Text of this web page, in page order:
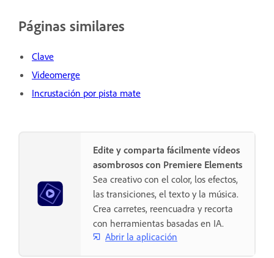
Páginas similares
Clave
Videomerge
Incrustación por pista mate
Edite y comparta fácilmente vídeos
asombrosos con Premiere Elements
Sea creativo con el color, los efectos,
las transiciones, el texto y la música.
Crea carretes, reencuadra y recorta
con herramientas basadas en IA.
Abrir la aplicación